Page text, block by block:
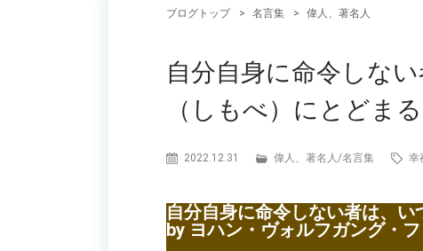
ブログトップ 名言集 偉人、著名人
自分自身に命令しな
（しもべ）にとどまる
2022.12.31 偉人、著名人/名言集 幸
自分自身に命令しない者は、い
by ヨハン・ヴォルフガング・